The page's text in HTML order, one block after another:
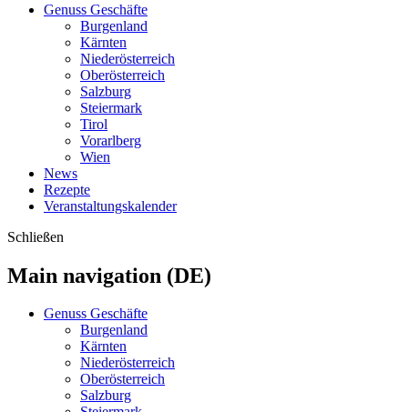
Genuss Geschäfte
Burgenland
Kärnten
Niederösterreich
Oberösterreich
Salzburg
Steiermark
Tirol
Vorarlberg
Wien
News
Rezepte
Veranstaltungskalender
Schließen
Main navigation (DE)
Genuss Geschäfte
Burgenland
Kärnten
Niederösterreich
Oberösterreich
Salzburg